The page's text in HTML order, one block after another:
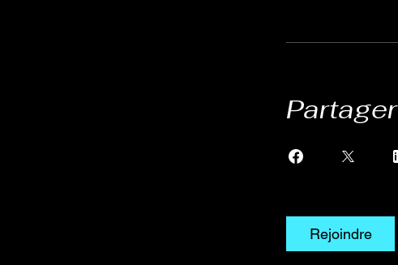
Partager
Rejoindre